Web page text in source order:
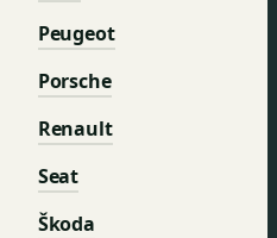
Peugeot
Porsche
Renault
Seat
Škoda